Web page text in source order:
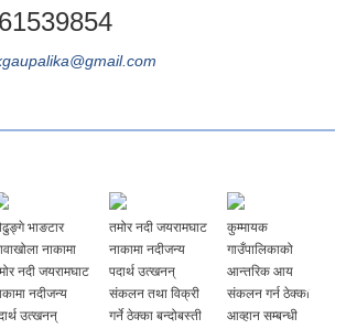
भाङटार
नाकामा
नदी जयरामघाट
नदीजन्य
उत्खनन्
तमोर नदी जयरामघाट
नाकामा नदीजन्य
पदार्थ उत्खनन्
संकलन तथा विक्री
गर्ने ठेक्का बन्दोबस्ती
कुम्मायक
गाउँपालिकाको
आन्तरिक आय
संकलन गर्न ठेक्का
आव्हान सम्बन्धी